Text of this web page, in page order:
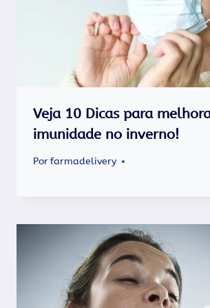
Veja 10 Dicas para
imunidade no inverno!
Porfarmadelivery